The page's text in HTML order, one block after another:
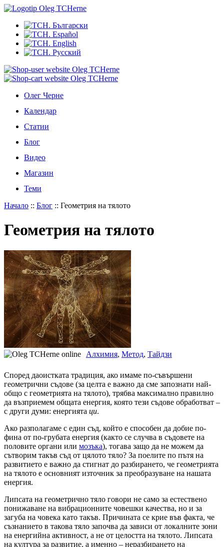
Олег Черне
Календар
Статии
Блог
Видео
Магазин
Теми
Начало :: Блог :: Геометрия на тялото
Геометрия на тялото
Алхимия, Метод, Тайдзи
Според даоистката традиция, ако имаме по-съвършени
геометрични съдове (за целта е важно да сме запознати най-
общо с геометрията на тялото), трябва максимално правилно
да възприемем общата енергия, която тези съдове обработват –
с други думи: енергията ци.
Ако разполагаме с един съд, който е способен да добие по-
фина от по-грубата енергия (както се случва в съдовете на
половите органи или мозъка), тогава защо да не можем да
сътворим такъв съд от цялото тяло? За поелите по пътя на
развитието е важно да стигнат до разбирането, че геометрията
на тялото е основният източник за преобразуване на нашата
енергия.
Липсата на геометрично тяло говори не само за естествено
понижаване на вибрационните човешки качества, но и за
загуба на човека като такъв. Причината се крие във факта, че
съзнанието в такова тяло започва да зависи от локалните зони
на енергийна активност, а не от целостта на тялото. Липсата
на култура за развитие, а именно – неразбирането на